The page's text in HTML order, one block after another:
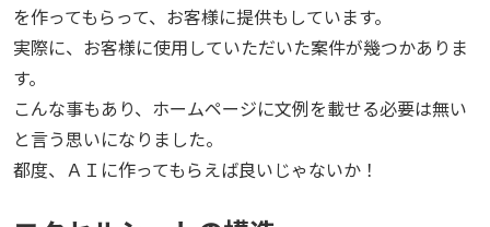
を作ってもらって、お客様に提供もしています。
実際に、お客様に使用していただいた案件が幾つかありま
す。
こんな事もあり、ホームページに文例を載せる必要は無い
と言う思いになりました。
都度、ＡＩに作ってもらえば良いじゃないか！